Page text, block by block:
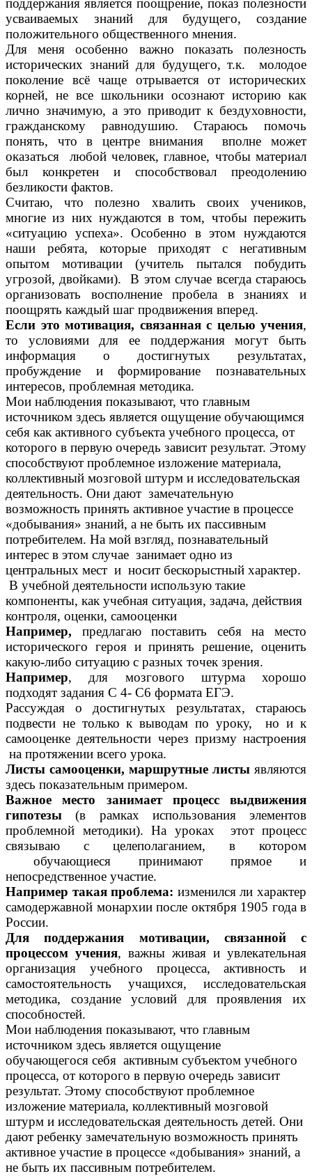
поддержания является поощрение, показ полезности
усваиваемых знаний для будущего, создание
положительного общественного мнения.
Для меня особенно важно показать полезность
исторических знаний для будущего, т.к. молодое
поколение всё чаще отрывается от исторических
корней, не все школьники осознают историю как
лично значимую, а это приводит к бездуховности,
гражданскому равнодушию. Стараюсь помочь
понять, что в центре внимания вполне может
оказаться любой человек, главное, чтобы материал
был конкретен и способствовал преодолению
безликости фактов.
Считаю, что полезно хвалить своих учеников,
многие из них нуждаются в том, чтобы пережить
«ситуацию успеха». Особенно в этом нуждаются
наши ребята, которые приходят с негативным
опытом мотивации (учитель пытался побудить
угрозой, двойками). В этом случае всегда стараюсь
организовать восполнение пробела в знаниях и
поощрять каждый шаг продвижения вперед.
Если это мотивация, связанная с целью учения,
то условиями для ее поддержания могут быть
информация о достигнутых результатах,
пробуждение и формирование познавательных
интересов, проблемная методика.
Мои наблюдения показывают, что главным
источником здесь является ощущение обучающимся
себя как активного субъекта учебного процесса, от
которого в первую очередь зависит результат. Этому
способствуют проблемное изложение материала,
коллективный мозговой штурм и исследовательская
деятельность. Они дают замечательную
возможность принять активное участие в процессе
«добывания» знаний, а не быть их пассивным
потребителем. На мой взгляд, познавательный
интерес в этом случае занимает одно из
центральных мест и носит бескорыстный характер.
В учебной деятельности использую такие
компоненты, как учебная ситуация, задача, действия
контроля, оценки, самооценки
Например, предлагаю поставить себя на место
исторического героя и принять решение, оценить
какую-либо ситуацию с разных точек зрения.
Например, для мозгового штурма хорошо
подходят задания С 4- С6 формата ЕГЭ.
Рассуждая о достигнутых результатах, стараюсь
подвести не только к выводам по уроку, но и к
самооценке деятельности через призму настроения
на протяжении всего урока.
Листы самооценки, маршрутные листы являются
здесь показательным примером.
Важное место занимает процесс выдвижения
гипотезы(в рамках использования элементов
проблемной методики). На уроках этот процесс
связываю с целеполаганием, в котором
обучающиеся принимают прямое и
непосредственное участие.
Например такая проблема: изменился ли характер
самодержавной монархии после октября 1905 года в
России.
Для поддержания мотивации, связанной с
процессом учения, важны живая и увлекательная
организация учебного процесса, активность и
самостоятельность учащихся, исследовательская
методика, создание условий для проявления их
способностей.
Мои наблюдения показывают, что главным
источником здесь является ощущение
обучающегося себя активным субъектом учебного
процесса, от которого в первую очередь зависит
результат. Этому способствуют проблемное
изложение материала, коллективный мозговой
штурм и исследовательская деятельность детей. Они
дают ребенку замечательную возможность принять
активное участие в процессе «добывания» знаний, а
не быть их пассивным потребителем.